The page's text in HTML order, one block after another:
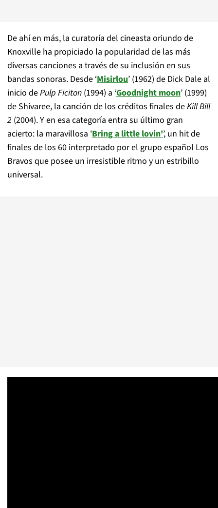
De ahí en más, la curatoría del cineasta oriundo de
Knoxville ha propiciado la popularidad de las más
diversas canciones a través de su inclusión en sus
bandas sonoras. Desde ‘Misirlou’ (1962) de Dick Dale al
inicio dePulp Ficiton (1994) a ‘Goodnight moon’ (1999)
de Shivaree, la canción de los créditos finales deKill Bill
2 (2004). Y en esa categoría entra su último gran
acierto: la maravillosa 'Bring a little lovin'’, un hit de
finales de los 60 interpretado por el grupo español Los
Bravos que posee un irresistible ritmo y un estribillo
universal.